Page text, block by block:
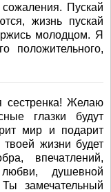
Пускай
жизнь пускай
молодцом. Я
положительного,
Желаю
глазки будут
мир и подарит
жизни будет
впечатлений,
душевной
замечательный